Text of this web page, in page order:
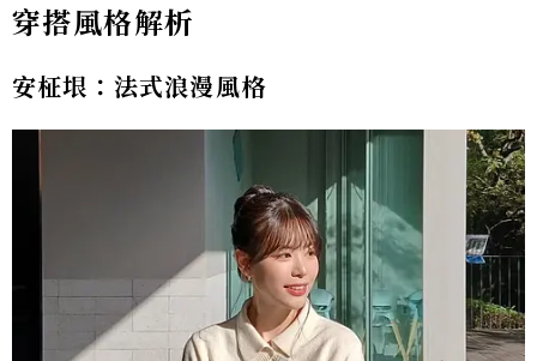
穿搭風格解析
安柾垠：法式浪漫風格